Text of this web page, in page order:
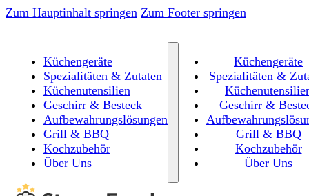
Zum Hauptinhalt springen Zum Footer springen
Küchengeräte
Spezialitäten & Zutaten
Küchenutensilien
Geschirr & Besteck
Aufbewahrungslösungen
Grill & BBQ
Kochzubehör
Über Uns
Küchengeräte
Spezialitäten &
Geschirr &
Grill & BBQ
Kochzubehör
Über Uns